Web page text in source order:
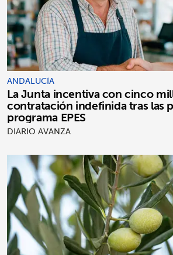
ANDALUCÍA
La Junta incentiva con cinco
contratación indefinida tras las
programa EPES
DIARIO AVANZA